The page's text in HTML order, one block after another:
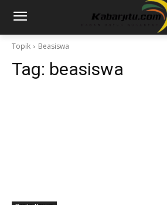
Topik Beasiswa
Tag: beasiswa